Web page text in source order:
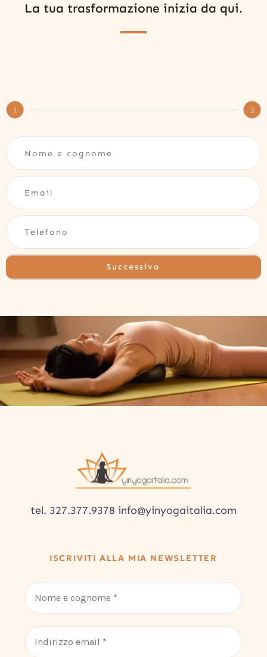
La tua trasformazione inizia da qui.
1 2
Successivo
tel. 327.377.9378 info@yinyogaitalia.com
ISCRIVITI ALLA MIA NEWSLETTER